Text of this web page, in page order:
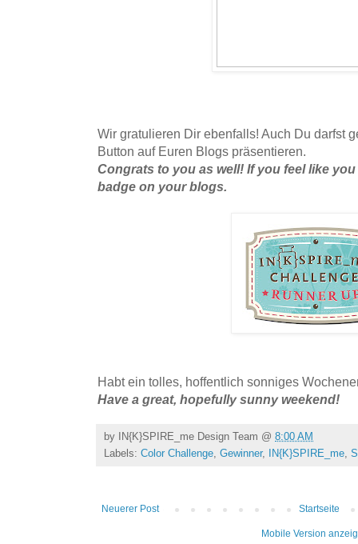
Wir gratulieren Dir ebenfalls! Auch Du darfst
Button auf Euren Blogs präsentieren.
Congrats to you as well! If you feel like
badge on your blogs.
Habt ein tolles, hoffentlich sonniges
Have a great, hopefully sunny weekend!
by IN{K}SPIRE_me Design Team @ 8:00 AM
Labels: Color Challenge, Gewinner, IN{K}SPIRE_me,
Neuerer Post Startseite
Mobile Version